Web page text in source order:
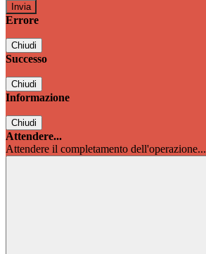
Errore
Chiudi
Successo
Chiudi
Informazione
Chiudi
Attendere...
Attendere il completamento dell'operazione...